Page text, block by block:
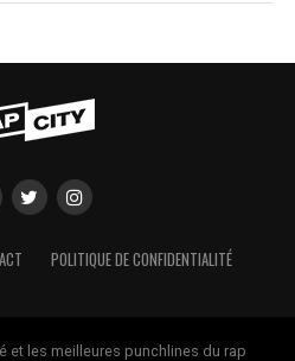
POLITIQUE DE CONFIDENTIALITÉ
et les meilleures punchlines du rap